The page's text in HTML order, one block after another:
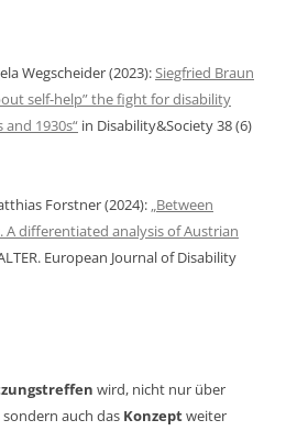
Wegscheider (2023):Siegfried Braun
self-help” the fight for disability
1930s“ in Disability&Society 38 (6)
Forstner (2024): „Between
differentiated analysis of Austrian
European Journal of Disability
wird, nicht nur über
auch das Konzeptweiter